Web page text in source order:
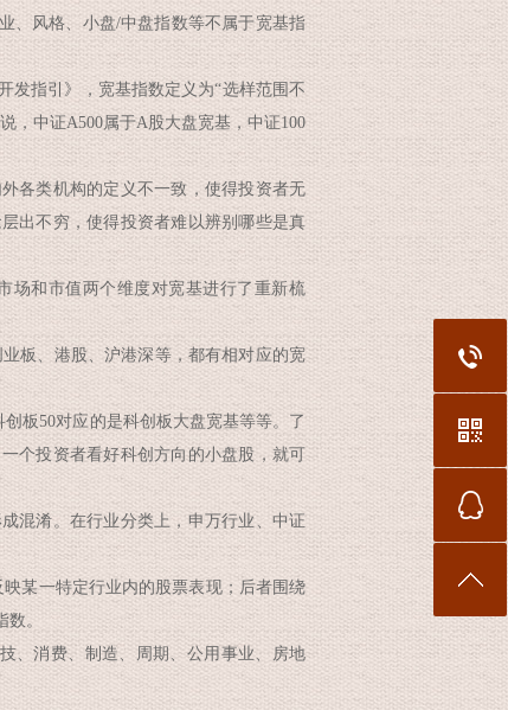
、风格、小盘/中盘指数等不属于宽基指
指引》，宽基指数定义为“选样范围不
，中证A500属于A股大盘宽基，中证100
各类机构的定义不一致，使得投资者无
出不穷，使得投资者难以辨别哪些是真
和市值两个维度对宽基进行了重新梳
、港股、沪港深等，都有相对应的宽
板50对应的是科创板大盘宽基等等。了
个投资者看好科创方向的小盘股，就可
混淆。在行业分类上，申万行业、中证
某一特定行业内的股票表现；后者围绕
。
消费、制造、周期、公用事业、房地